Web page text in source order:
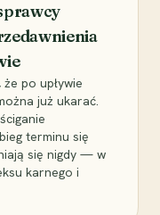
po upływie
już ukarać.
terminu się
się nigdy — w
karnego i